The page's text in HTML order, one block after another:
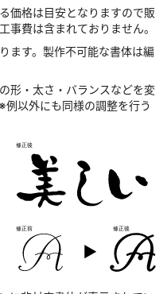
価格は目安となりますので販
事費は含まれておりません。
ます。製作不可能な書体は編
形・太さ・バランスなどを変
以外にも同様の調整を行う